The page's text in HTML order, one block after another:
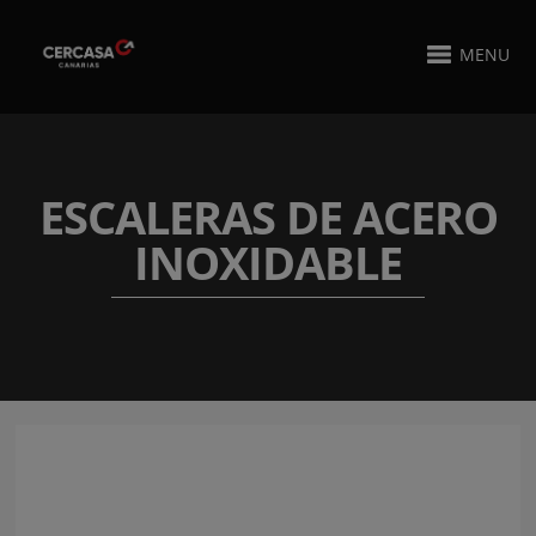
MENU
ESCALERAS DE ACERO
INOXIDABLE